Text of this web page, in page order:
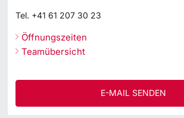
Tel. +41 61 207 30 23
Öffnungszeiten
Teamübersicht
E-MAIL SENDEN